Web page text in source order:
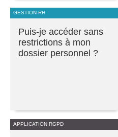
GESTION RH
Puis-je accéder sans
restrictions à mon
dossier personnel ?
APPLICATION RGPD